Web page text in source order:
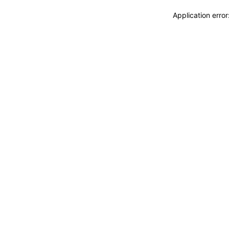
Application